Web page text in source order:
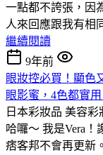
一點都不誇張，因
人來回應跟我有相
繼續閱讀
9年前
眼妝控必買！顯色
眼影蜜，4色都實
日本彩妝品 美容彩
哈囉～ 我是Vera！
痞客邦不會再更新